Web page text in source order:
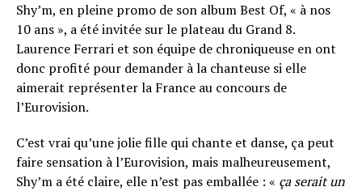
Shy’m, en pleine promo de son album Best Of, « à nos
10 ans », a été invitée sur le plateau du Grand 8.
Laurence Ferrari et son équipe de chroniqueuse en ont
donc profité pour demander à la chanteuse si elle
aimerait représenter la France au concours de
l’Eurovision.
C’est vrai qu’une jolie fille qui chante et danse, ça peut
faire sensation à l’Eurovision, mais malheureusement,
Shy’m a été claire, elle n’est pas emballée : « ça serait un